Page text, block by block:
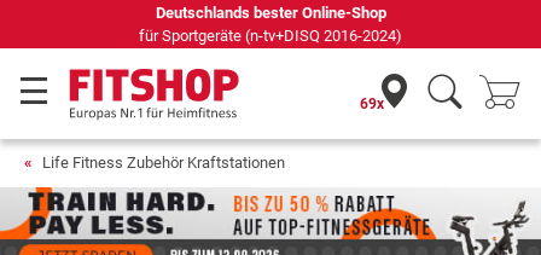
Deutschlands bester Online-Shop
für Sportgeräte (n-tv+DISQ 2016-2024)
69x
Life Fitness Zubehör Kraftstationen